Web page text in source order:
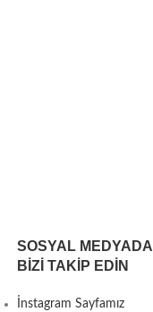
SOSYAL MEDYADA
BIZI TAKIP EDIN
İnstagram Sayfamız